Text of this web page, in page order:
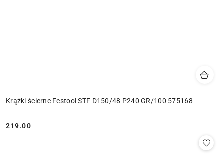
Krążki ścierne Festool STF D150/48 P240 GR/100 575168
Cena:
219.00